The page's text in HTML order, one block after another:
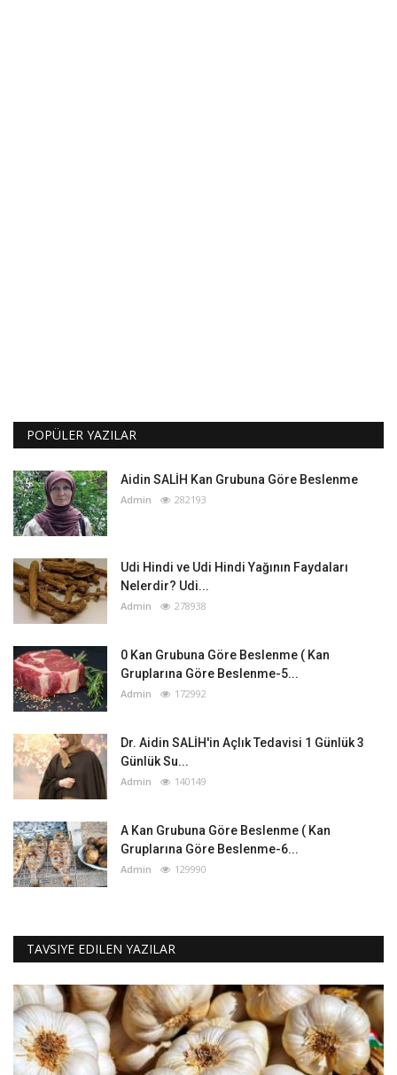
POPÜLER YAZILAR
Aidin SALİH Kan Grubuna Göre Beslenme
Admin 282193
Udi Hindi ve Udi Hindi Yağının Faydaları
Nelerdir? Udi...
Admin 278938
0 Kan Grubuna Göre Beslenme ( Kan
Gruplarına Göre Beslenme-5...
Admin 172992
Dr. Aidin SALİH'in Açlık Tedavisi 1 Günlük 3
Günlük Su...
Admin 140149
A Kan Grubuna Göre Beslenme ( Kan
Gruplarına Göre Beslenme-6...
Admin 129990
TAVSIYE EDILEN YAZILAR